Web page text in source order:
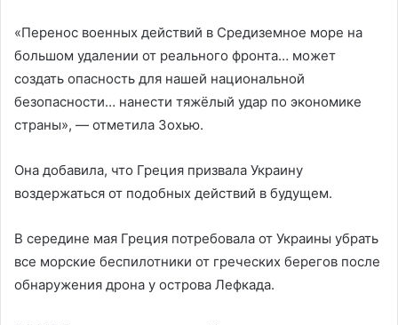
«Перенос военных действий в Средиземное море на
большом удалении от реального фронта… может
создать опасность для нашей национальной
безопасности… нанести тяжёлый удар по экономике
страны», — отметила Зохью.
Она добавила, что Греция призвала Украину
воздержаться от подобных действий в будущем.
В середине мая Греция потребовала от Украины убрать
все морские беспилотники от греческих берегов после
обнаружения дрона у острова Лефкада.